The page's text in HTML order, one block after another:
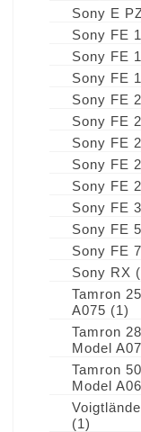
Sony E
Sony FE
Sony FE
Sony FE
Sony FE
Sony FE
Sony FE
Sony FE
Sony FE
Sony FE
Sony FE
Sony FE
Sony RX
Tamron
A075 (1)
Tamron
Model
Tamron
Model
(1)